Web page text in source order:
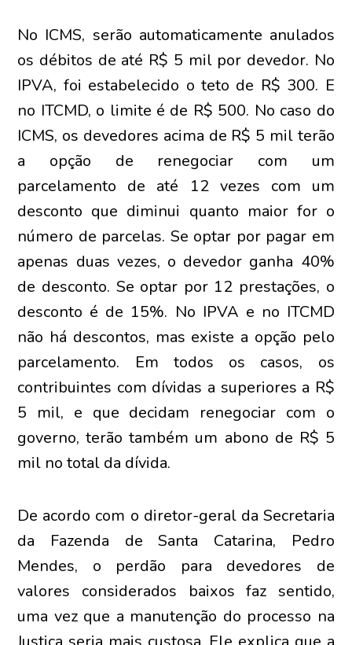
No ICMS, serão automaticamente anulados
os débitos de até R$ 5 mil por devedor. No
IPVA, foi estabelecido o teto de R$ 300. E
no ITCMD, o limite é de R$ 500. No caso do
ICMS, os devedores acima de R$ 5 mil terão
a opção de renegociar com um
parcelamento de até 12 vezes com um
desconto que diminui quanto maior for o
número de parcelas. Se optar por pagar em
apenas duas vezes, o devedor ganha 40%
de desconto. Se optar por 12 prestações, o
desconto é de 15%. No IPVA e no ITCMD
não há descontos, mas existe a opção pelo
parcelamento. Em todos os casos, os
contribuintes com dívidas a superiores a R$
5 mil, e que decidam renegociar com o
governo, terão também um abono de R$ 5
mil no total da dívida.
De acordo com o diretor-geral da Secretaria
da Fazenda de Santa Catarina, Pedro
Mendes, o perdão para devedores de
valores considerados baixos faz sentido,
uma vez que a manutenção do processo na